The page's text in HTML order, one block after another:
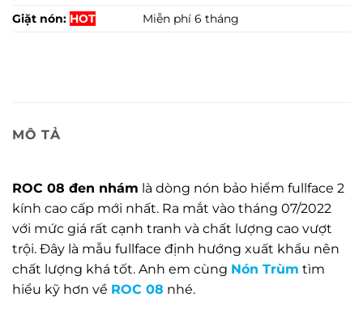
Giặt nón: HOT Miễn phí 6 tháng
MÔ TẢ
ROC 08 đen nhám là dòng nón bảo hiểm fullface 2
kính cao cấp mới nhất. Ra mắt vào tháng 07/2022
với mức giá rất cạnh tranh và chất lượng cao vượt
trội. Đây là mẫu fullface định hướng xuất khẩu nên
chất lượng khá tốt. Anh em cùng Nón Trùm tìm
hiểu kỹ hơn về ROC 08 nhé.